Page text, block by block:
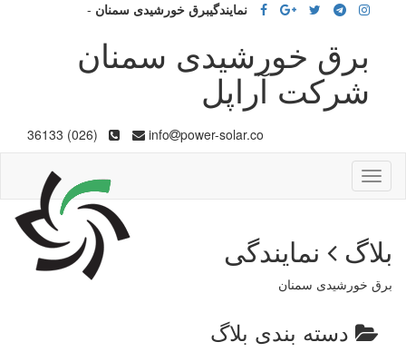
نمایندگیبرق خورشیدی سمنان -
برق خورشیدی سمنان
شرکت آراپل
info power-solar.co
(026) 36133
Toggle
navigation
بلاگ نمایندگی
برق خورشیدی سمنان
دسته بندی بلاگ